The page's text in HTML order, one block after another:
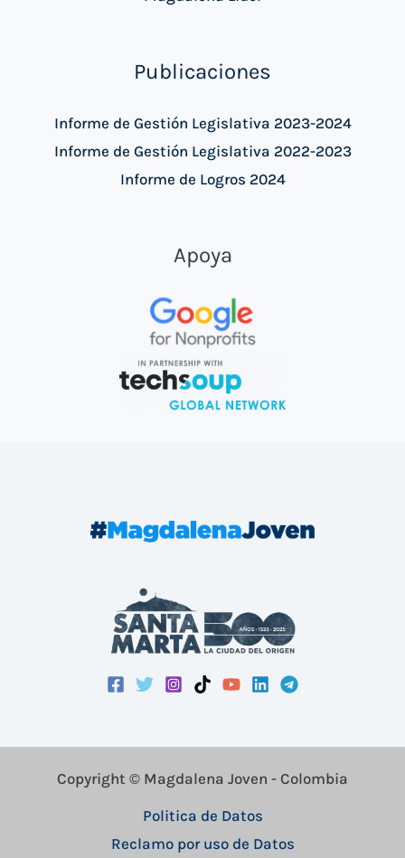
Publicaciones
Informe de Gestión Legislativa 2023-2024
Informe de Gestión Legislativa 2022-2023
Informe de Logros 2024
Apoya
Copyright © Magdalena Joven - Colombia
Politica de Datos
Reclamo por uso de Datos